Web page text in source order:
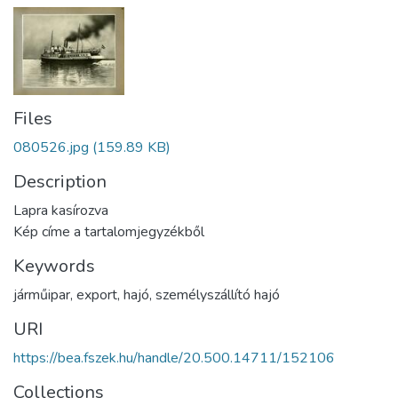
Files
080526.jpg (159.89 KB)
Description
Lapra kasírozva
Kép címe a tartalomjegyzékből
Keywords
járműipar, export, hajó, személyszállító hajó
URI
https://bea.fszek.hu/handle/20.500.14711/152106
Collections